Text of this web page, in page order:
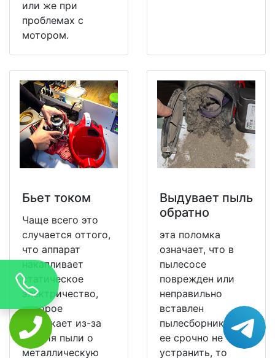
или же при
проблемах с
мотором.
Бьет током
Чаще всего это
случается оттого,
что аппарат
накапливает
статическое
электричество,
которое
возникает из-за
трения пыли о
металлическую
Выдувает пыль
обратно
эта поломка
означает, что в
пылесосе
поврежден или
неправильно
вставлен
пылесборник. Если
ее срочно не
устранить, то